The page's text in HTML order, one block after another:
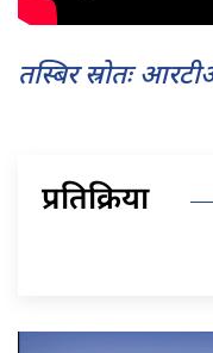
तस्बिर स्रोतः
प्रतिक्रिया